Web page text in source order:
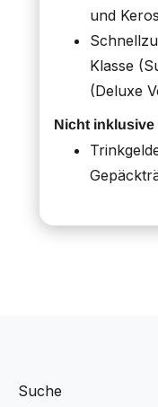
und
Klasse
(Deluxe
Nicht inklusive
Suche